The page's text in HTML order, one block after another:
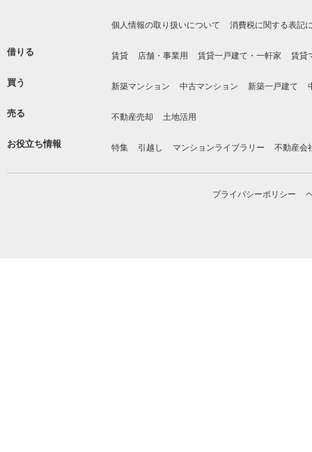
個人情報の取り扱いについて 消費税に関する表記
借りる 賃貸 店舗・事業用 賃貸一戸建て・一軒家 賃貸
買う 新築マンション 中古マンション 新築一戸建て
売る 不動産売却 土地活用
お役立ち情報 特集 引越し マンションライブラリー 不動産会
プライバシーポリシー